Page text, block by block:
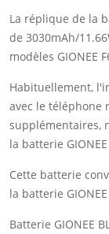
La réplique de la
de 3030mAh/
modèles GIONEE
Habituellement,
avec le téléphone
supplémentaires,
la batterie
Cette batterie
la batterie
Batterie GIONEE